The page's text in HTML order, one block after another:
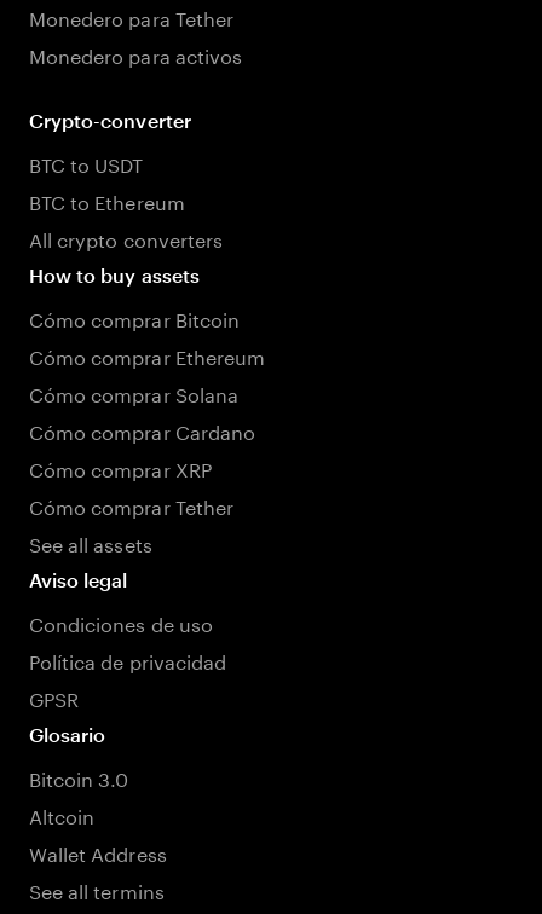
Monedero para Tether
Monedero para activos
Crypto-converter
BTC to USDT
BTC to Ethereum
All crypto converters
How to buy assets
Cómo comprar Bitcoin
Cómo comprar Ethereum
Cómo comprar Solana
Cómo comprar Cardano
Cómo comprar XRP
Cómo comprar Tether
See all assets
Aviso legal
Condiciones de uso
Política de privacidad
GPSR
Glosario
Bitcoin 3.0
Altcoin
Wallet Address
See all termins